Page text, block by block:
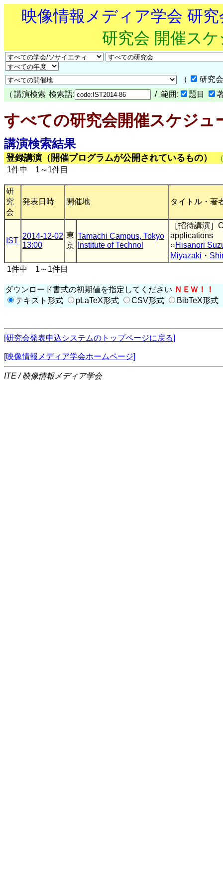
映像情報メディア学会 研
研究会 開催ス
（
研究
（ 講演検索 検索語: / 範囲: 題目
すべての研究会開催スケジュ
講演検索結果
登録講演（開催プログラムが公開されているもの）
1件中 1～1件目
研
究
会
発表日時 開催地 タイトル・著
IST
2014-12-02
13:00
東
京
Tamachi Campus, Tokyo
Institute of Technol
［招待講演
applications
○Hisanori
Miyazaki ・
1件中 1～1件目
ダウンロード書式の初期値を指定してください ＮＥＷ！！
テキスト形式
pLaTeX形式 CSV形式 BibTeX形式
[研究会発表申込システムのトップページに戻る]
[映像情報メディア学会ホームページ]
ITE / 映像情報メディア学会